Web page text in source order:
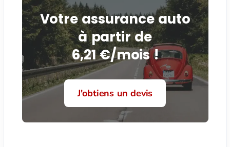
Votre assurance auto
à partir de
6,21 €/mois !
J'obtiens un devis